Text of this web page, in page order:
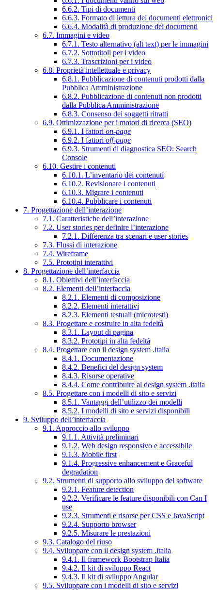
6.6.2. Tipi di documenti
6.6.3. Formato di lettura dei documenti elettronici
6.6.4. Modalità di produzione dei documenti
6.7. Immagini e video
6.7.1. Testo alternativo (alt text) per le immagini
6.7.2. Sottotitoli per i video
6.7.3. Trascrizioni per i video
6.8. Proprietà intellettuale e privacy
6.8.1. Pubblicazione di contenuti prodotti dalla
Pubblica Amministrazione
6.8.2. Pubblicazione di contenuti non prodotti
dalla Pubblica Amministrazione
6.8.3. Consenso dei soggetti ritratti
6.9. Ottimizzazione per i motori di ricerca (SEO)
6.9.1. I fattori on-page
6.9.2. I fattori off-page
6.9.3. Strumenti di diagnostica SEO: Search
Console
6.10. Gestire i contenuti
6.10.1. L’inventario dei contenuti
6.10.2. Revisionare i contenuti
6.10.3. Migrare i contenuti
6.10.4. Pubblicare i contenuti
7. Progettazione dell’interazione
7.1. Caratteristiche dell’interazione
7.2. User stories per definire l’interazione
7.2.1. Differenza tra scenari e user stories
7.3. Flussi di interazione
7.4. Wireframe
7.5. Prototipi interattivi
8. Progettazione dell’interfaccia
8.1. Obiettivi dell’interfaccia
8.2. Elementi dell’interfaccia
8.2.1. Elementi di composizione
8.2.2. Elementi interattivi
8.2.3. Elementi testuali (microtesti)
8.3. Progettare e costruire in alta fedeltà
8.3.1. Layout di pagina
8.3.2. Prototipi in alta fedeltà
8.4. Progettare con il design system .italia
8.4.1. Documentazione
8.4.2. Benefici del design system
8.4.3. Risorse operative
8.4.4. Come contribuire al design system .italia
8.5. Progettare con i modelli di sito e servizi
8.5.1. Vantaggi dell’utilizzo dei modelli
8.5.2. I modelli di sito e servizi disponibili
9. Sviluppo dell’interfaccia
9.1. Approccio allo sviluppo
9.1.1. Attività preliminari
9.1.2. Web design responsivo e accessibile
9.1.3. Mobile first
9.1.4. Progressive enhancement e Graceful
degradation
9.2. Strumenti di supporto allo sviluppo del software
9.2.1. Feature detection
9.2.2. Verificare le feature disponibili con Can I
use
9.2.3. Strumenti e risorse per CSS e JavaScript
9.2.4. Supporto browser
9.2.5. Misurare le prestazioni
9.3. Catalogo del riuso
9.4. Sviluppare con il design system .italia
9.4.1. Il framework Bootstrap Italia
9.4.2. Il kit di sviluppo React
9.4.3. Il kit di sviluppo Angular
9.5. Sviluppare con i modelli di sito e servizi